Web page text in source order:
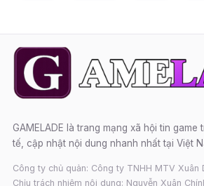
GAMELADE là trang mạng xã hội tin
tế, cập nhật nội dung nhanh nhất tại Việt
Công ty chủ quản: Công ty TNHH MTV Xuân
Chịu trách nhiệm nội dung: Nguyễn Xuân